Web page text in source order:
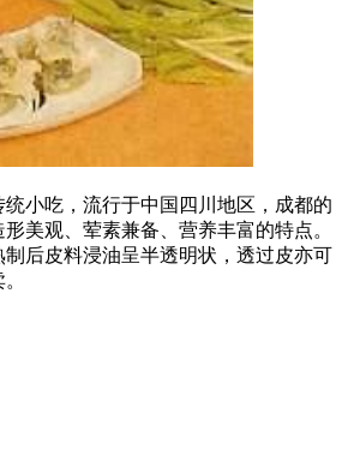
小吃，流行于中国四川地区，成都的
美观、荤素兼备、营养丰富的特点。
后皮料浸油呈半透明状，透过皮亦可